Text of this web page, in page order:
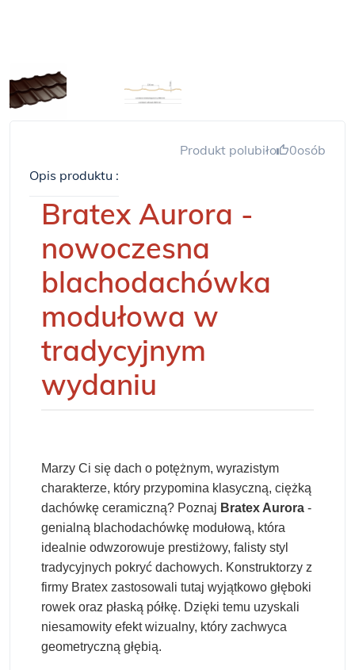
Produkt polubiło 0osób
Opis produktu :
Bratex Aurora -
nowoczesna
blachodachówka
modułowa w
tradycyjnym
wydaniu
Marzy Ci się dach o potężnym, wyrazistym
charakterze, który przypomina klasyczną, ciężką
dachówkę ceramiczną? Poznaj Bratex Aurora -
genialną blachodachówkę modułową, która
idealnie odwzorowuje prestiżowy, falisty styl
tradycyjnych pokryć dachowych. Konstruktorzy z
firmy Bratex zastosowali tutaj wyjątkowo głęboki
rowek oraz płaską półkę. Dzięki temu uzyskali
niesamowity efekt wizualny, który zachwyca
geometryczną głębią.